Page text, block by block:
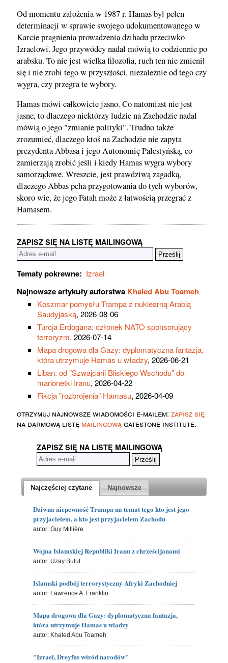
Od momentu założenia w 1987 r. Hamas był pełen
determinacji w sprawie swojego udokumentowanego w
Karcie pragnienia prowadzenia dżihadu przeciwko
Izraelowi. Jego przywódcy nadal mówią to codziennie po
arabsku. To nie jest wielka filozofia, ruch ten nie zmienił
się i nie zrobi tego w przyszłości, niezależnie od tego czy
wygra, czy przegra te wybory.
Hamas mówi całkowicie jasno. Co natomiast nie jest
jasne, to dlaczego niektórzy ludzie na Zachodzie nadal
mówią o jego "zmianie polityki". Trudno także
zrozumieć, dlaczego ktoś na Zachodzie nie zapyta
prezydenta Abbasa i jego Autonomię Palestyńską, co
zamierzają zrobić jeśli i kiedy Hamas wygra wybory
samorządowe. Wreszcie, jest prawdziwą zagadką,
dlaczego Abbas pcha przygotowania do tych wyborów,
skoro wie, że jego Fatah może z łatwością przegrać z
Hamasem.
ZAPISZ SIĘ NA LISTĘ MAILINGOWĄ
Tematy pokrewne: Izrael
Najnowsze artykuły autorstwa Khaled Abu Toameh
Koszmar pomysłu Trampa z nuklearną Arabią
Saudyjaską, 2026-08-06
Turcja Erdogana: członek NATO sponsorujący
terroryzm, 2026-07-14
Mapa drogowa dla Gazy: dyplomatyczna fantazja,
która utrzymuje Hamas u władzy, 2026-06-21
Liban: od "Szwajcarii Bliskiego Wschodu" do
marionetki Iranu, 2026-04-22
Fikcja "rozbrojenia" Hamasu, 2026-04-09
otrzymuj najnowsze wiadomości e-mailem: zapisz się
na darmową listę mailingowągatestone institute.
ZAPISZ SIĘ NA LISTĘ MAILINGOWĄ
Najczęściej czytane Najnowsze
Dziwna niepewność Trumpa na temat tego kto jest jego
przyjacielem, a kto jest przyjacielem Zachodu
autor: Guy Millière
Wojna Islamskiej Republiki Iranu z chrześcijanami
autor: Uzay Bulut
Islamski podbój terrorystyczny Afryki Zachodniej
autor: Lawrence A. Franklin
Mapa drogowa dla Gazy: dyplomatyczna fantazja,
która utrzymuje Hamas u władzy
autor: Khaled Abu Toameh
"Izrael, Dreyfus wśród narodów"